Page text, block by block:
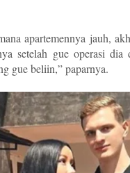
apartemennya jauh,
setelah gue operasi dia
gue beliin,” paparnya.